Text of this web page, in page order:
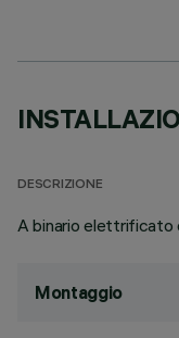
DESCRIZIONE
A binario elettrificato
Montaggio